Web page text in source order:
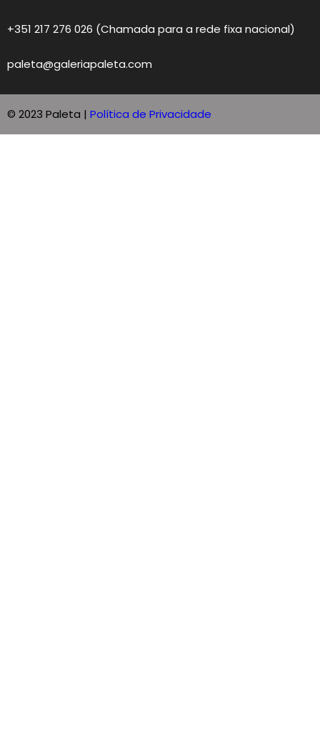
+351 217 276 026 (Chamada para a rede fixa nacional)
paleta@galeriapaleta.com
© 2023 Paleta | Política de Privacidade